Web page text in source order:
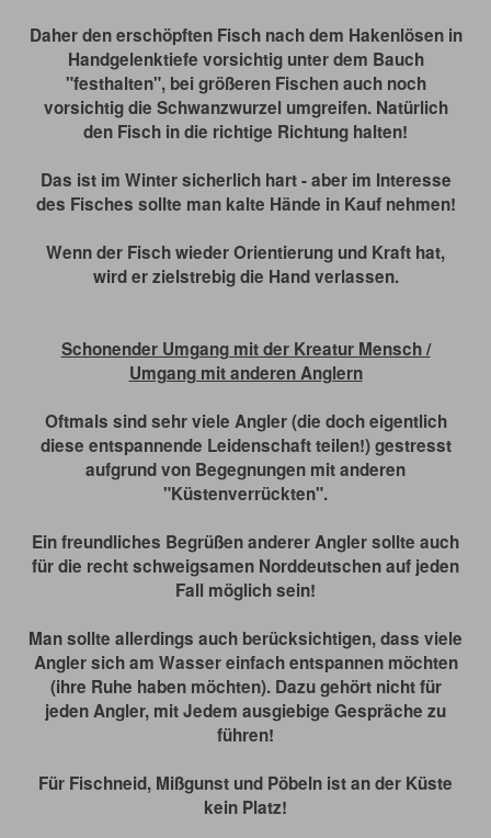
Daher den erschöpften Fisch nach dem Hakenlösen in
Handgelenktiefe vorsichtig unter dem Bauch
"festhalten", bei größeren Fischen auch noch
vorsichtig die Schwanzwurzel umgreifen. Natürlich
den Fisch in die richtige Richtung halten!
Das ist im Winter sicherlich hart - aber im Interesse
des Fisches sollte man kalte Hände in Kauf nehmen!
Wenn der Fisch wieder Orientierung und Kraft hat,
wird er zielstrebig die Hand verlassen.
Schonender Umgang mit der Kreatur Mensch /
Umgang mit anderen Anglern
Oftmals sind sehr viele Angler (die doch eigentlich
diese entspannende Leidenschaft teilen!) gestresst
aufgrund von Begegnungen mit anderen
"Küstenverrückten".
Ein freundliches Begrüßen anderer Angler sollte auch
für die recht schweigsamen Norddeutschen auf jeden
Fall möglich sein!
Man sollte allerdings auch berücksichtigen, dass viele
Angler sich am Wasser einfach entspannen möchten
(ihre Ruhe haben möchten). Dazu gehört nicht für
jeden Angler, mit Jedem ausgiebige Gespräche zu
führen!
Für Fischneid, Mißgunst und Pöbeln ist an der Küste
kein Platz!